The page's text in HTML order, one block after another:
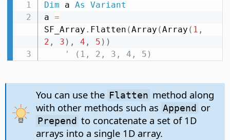
Dim a As
Variant
a =
SF_Array . Flatten (Array (Array ( 1 ,
2 , 3 ) , 4 , 5 ) )
' (1, 2, 3, 4, 5)
You can use the Flatten method along
with other methods such as Append or
Prepend to concatenate a set of 1D
arrays into a single 1D array.